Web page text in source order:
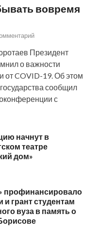
вовремя
Президент
о важности
от COVID-19. Об этом
сообщил
с
начнут в
театре
дом»
профинансировало
и грант студентам
вуза в память о